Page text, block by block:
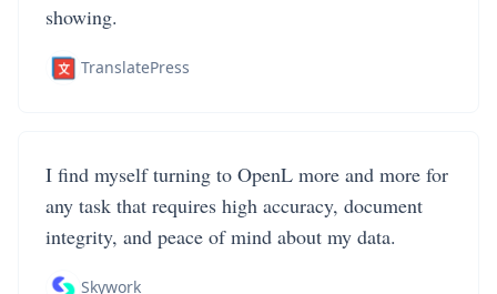
showing.
TranslatePress
I find myself turning to OpenL more and more for
any task that requires high accuracy, document
integrity, and peace of mind about my data.
Skywork